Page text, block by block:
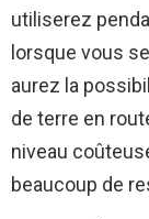
utiliserez
lorsque vous
aurez la
de terre en
niveau
beaucoup de